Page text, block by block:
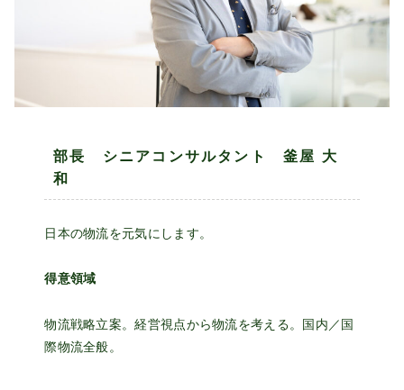
部長 シニアコンサルタント 釜屋 大
和
日本の物流を元気にします。
得意領域
物流戦略立案。経営視点から物流を考える。国内／国
際物流全般。